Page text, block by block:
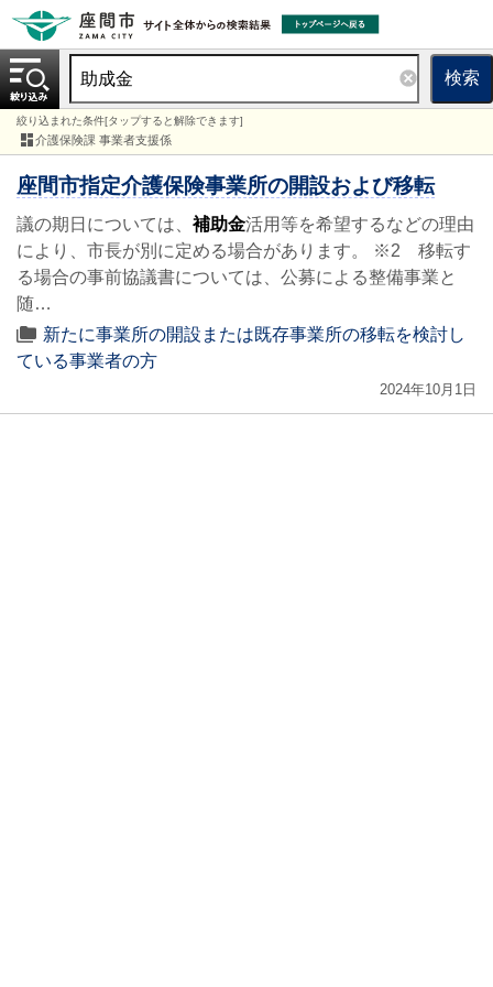
検索
絞り込まれた条件[タップすると解除できます]
介護保険課 事業者支援係
座間市指定介護保険事業所の開設および移転
議の期日については、 補助金活用等を希望するなどの理由
により、市長が別に定める場合があります。 ※2 移転す
る場合の事前協議書については、公募による整備事業と
随…
新たに事業所の開設または既存事業所の移転を検討し
ている事業者の方
2024年10月1日